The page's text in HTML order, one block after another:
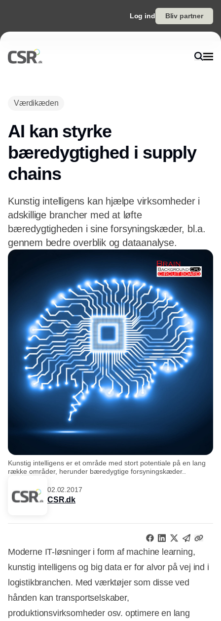
Log ind Bliv partner
Værdikæden
AI kan styrke
bæredygtighed i supply
chains
Kunstig intelligens kan hjælpe virksomheder i
adskillige brancher med at løfte
bæredygtigheden i sine forsyningskæder, bl.a.
gennem bedre overblik og dataanalyse.
Kunstig intelligens er et område med stort potentiale på en lang
række områder, herunder bæredygtige forsyningskæder..
02.02.2017
CSR.dk
Moderne IT-løsninger i form af machine learning,
kunstig intelligens og big data er for alvor på vej ind i
logistikbranchen. Med værktøjer som disse ved
hånden kan transportselskaber,
produktionsvirksomheder osv. optimere en lang